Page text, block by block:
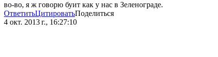
во-во, я ж говорю буит как у нас в Зеленограде.
ОтветитьЦитироватьПоделиться
4 окт. 2013 г., 16:27:10